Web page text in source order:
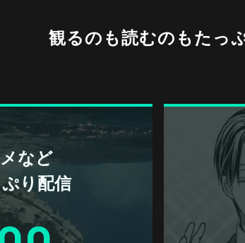
観るのも読むのもたっ
など
り配信